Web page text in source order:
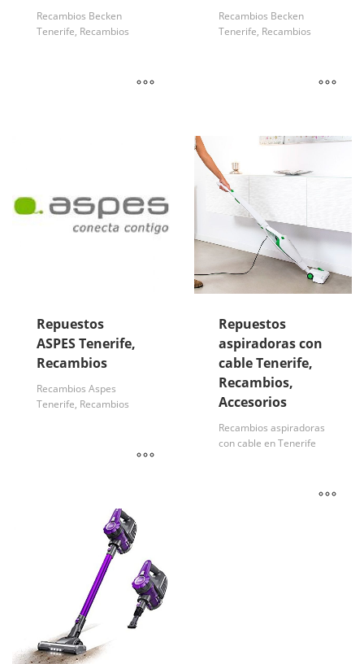
Recambios Becken
Tenerife, Recambios
Recambios Becken
Tenerife, Recambios
Repuestos
ASPES Tenerife,
Recambios
Recambios Aspes
Tenerife, Recambios
Repuestos
aspiradoras con
cable Tenerife,
Recambios,
Accesorios
Recambios aspiradoras
con cable en Tenerife